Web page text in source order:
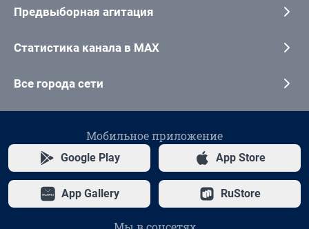
Предвыборная агитация
Статистика канала в MAX
Все города сети
Мобильное приложение
Google Play App Store
App Gallery RuStore